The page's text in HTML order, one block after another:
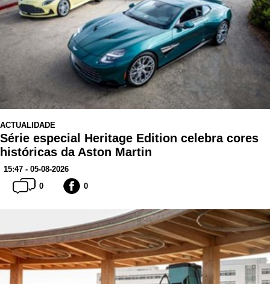
ACTUALIDADE
Série especial Heritage Edition celebra cores
históricas da Aston Martin
15:47 - 05-08-2026
0
0